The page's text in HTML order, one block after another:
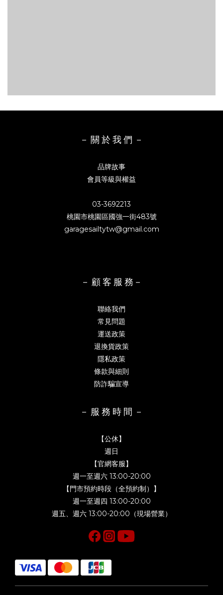
－ 關 於 我 們 －
品牌故事
會員等級與權益
03-3692213
桃園市桃園區國強一街483號
garagesailtytw@gmail.com
－ 顧 客 服 務－
聯絡我們
常見問題
運送政策
退換貨政策
隱私政策
條款與細則
防詐騙宣導
－ 服 務 時 間 －
【公休】
週日
【官網客服】
週一至週六 13:00-20:00
【門市預約時段（全預約制）】
週一至週四 13:00-20:00
週五、週六 13:00-20:00（現場營業）